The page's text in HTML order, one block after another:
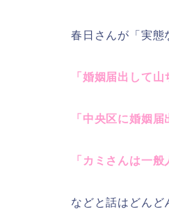
春日さんが「実態
「婚姻届出して
「中央区に婚姻届
「カミさんは一般
などと話はどんど